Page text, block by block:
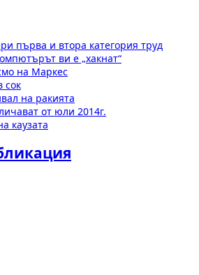
първа и втора категория труд
ви е „хакнат“
на Маркес
сок
на ракията
от юли 2014г.
каузата